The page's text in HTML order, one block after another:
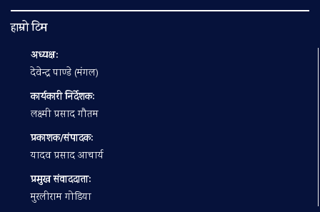
हाम्रो टिम
अध्यक्ष:
देवेन्द्र पाण्डे (मंगल)
कार्यकारी निर्देशक:
लक्ष्मी प्रसाद गौतम
प्रकाशक/संपादक:
यादव प्रसाद आचार्य
प्रमुख संवाददाता:
मुरलीराम गोडिया